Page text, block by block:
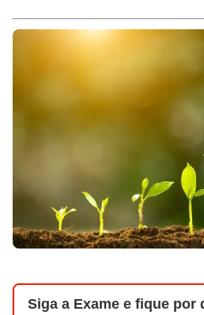
Siga a Exame e fique por